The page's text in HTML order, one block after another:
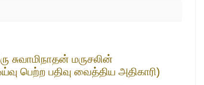
சுவாமிநாதன் மருசலின்
பெற்ற பதிவு வைத்திய அதிகாரி)